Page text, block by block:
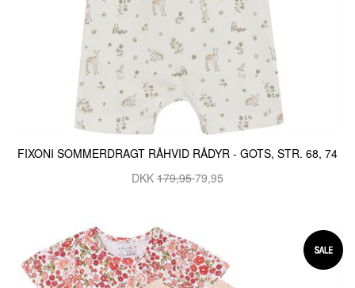
FIXONI SOMMERDRAGT RÅHVID RÅDYR - GOTS, STR. 68, 74
DKK 179,9579,95